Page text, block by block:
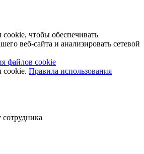
чтобы обеспечивать
веб-сайта и анализировать сетевой
файлов cookie
Правила использования